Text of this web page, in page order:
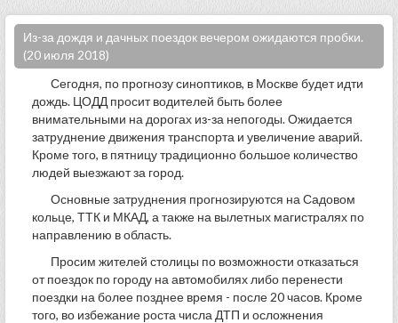
Из-за дождя и дачных поездок вечером ожидаются пробки.
(20 июля 2018)
Сегодня, по прогнозу синоптиков, в Москве будет идти
дождь. ЦОДД просит водителей быть более
внимательными на дорогах из-за непогоды. Ожидается
затруднение движения транспорта и увеличение аварий.
Кроме того, в пятницу традиционно большое количество
людей выезжают за город.
Основные затруднения прогнозируются на Садовом
кольце, ТТК и МКАД, а также на вылетных магистралях по
направлению в область.
Просим жителей столицы по возможности отказаться
от поездок по городу на автомобилях либо перенести
поездки на более позднее время - после 20 часов. Кроме
того, во избежание роста числа ДТП и осложнения